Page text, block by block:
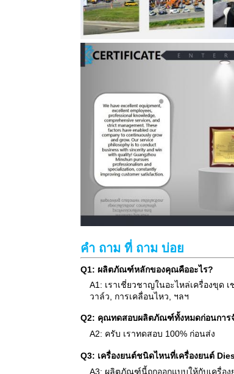
คํา ถาม ที่ ถาม บ่อย
Q1: ผลิตภัณฑ์หลักของคุณคืออะไร?
A1: เราเชี่ยวชาญในอะไหล่เครื่องขุ
วาล์ว, การเคลื่อนไหว, ฯลฯ
Q2: คุณทดสอบผลิตภัณฑ์ทั้งหมดก่อนการ
A2: ครับ เราทดสอบ 100% ก่อนส่ง
Q3: เครื่องยนต์ชนิดไหนที่เครื่องยนต์
A3: ผลิตภัณฑ์นี้ถูกออกแบบให้กับเครื่อง